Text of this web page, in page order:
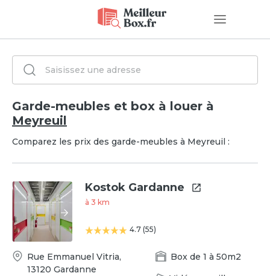
Garde-meubles et box à louer à
Meyreuil
Comparez les prix des garde-meubles à Meyreuil :
Kostok Gardanne
à 3 km
4.7 (55)
Rue Emmanuel Vitria,
13120 Gardanne
Boxde 1 à 50m2